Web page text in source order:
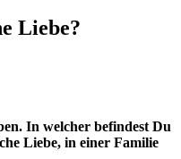
Liebe?
In welcher befindest Du
Liebe, in einer Familie